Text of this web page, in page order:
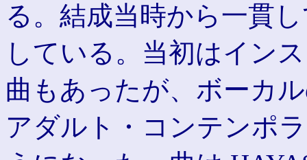
る。結成当時から一貫
している。当初はイン
曲もあったが、ボーカ
アダルト・コンテンポ